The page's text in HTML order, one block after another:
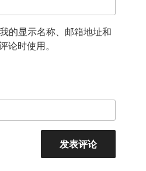
的显示名称、邮箱地址和
论时使用。